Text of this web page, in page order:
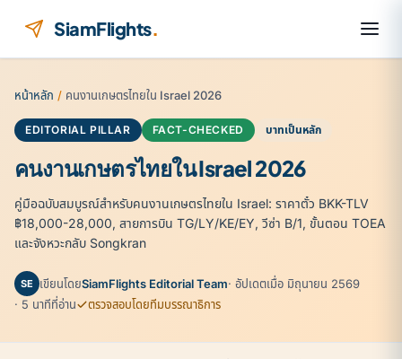
SiamFlights.
หน้าหลัก / คนงานเกษตรไทยใน Israel 2026
EDITORIAL PILLAR FACT-CHECKED บาทเป็นหลัก
คนงานเกษตรไทยใน Israel 2026
คู่มือฉบับสมบูรณ์สำหรับคนงานเกษตรไทยใน Israel: ราคาตั๋ว BKK-TLV
฿18,000-28,000, สายการบิน TG/LY/KE/EY, วีซ่า B/1, ขั้นตอน TOEA
และจังหวะกลับ Songkran
SE เขียนโดยSiamFlights Editorial Team· อัปเดตเมื่อ มิถุนายน 2569
· 5 นาทีที่อ่าน
ตรวจสอบโดยทีมบรรณาธิการ